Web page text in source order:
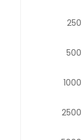
250
500
1000
2500